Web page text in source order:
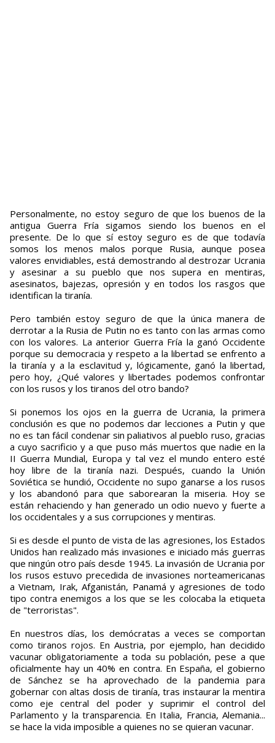
Personalmente, no estoy seguro de que los buenos de la
antigua Guerra Fría sigamos siendo los buenos en el
presente. De lo que sí estoy seguro es de que todavía
somos los menos malos porque Rusia, aunque posea
valores envidiables, está demostrando al destrozar Ucrania
y asesinar a su pueblo que nos supera en mentiras,
asesinatos, bajezas, opresión y en todos los rasgos que
identifican la tiranía.
Pero también estoy seguro de que la única manera de
derrotar a la Rusia de Putin no es tanto con las armas como
con los valores. La anterior Guerra Fría la ganó Occidente
porque su democracia y respeto a la libertad se enfrento a
la tiranía y a la esclavitud y, lógicamente, ganó la libertad,
pero hoy, ¿Qué valores y libertades podemos confrontar
con los rusos y los tiranos del otro bando?
Si ponemos los ojos en la guerra de Ucrania, la primera
conclusión es que no podemos dar lecciones a Putin y que
no es tan fácil condenar sin paliativos al pueblo ruso, gracias
a cuyo sacrificio y a que puso más muertos que nadie en la
II Guerra Mundial, Europa y tal vez el mundo entero esté
hoy libre de la tiranía nazi. Después, cuando la Unión
Soviética se hundió, Occidente no supo ganarse a los rusos
y los abandonó para que saborearan la miseria. Hoy se
están rehaciendo y han generado un odio nuevo y fuerte a
los occidentales y a sus corrupciones y mentiras.
Si es desde el punto de vista de las agresiones, los Estados
Unidos han realizado más invasiones e iniciado más guerras
que ningún otro país desde 1945. La invasión de Ucrania por
los rusos estuvo precedida de invasiones norteamericanas
a Vietnam, Irak, Afganistán, Panamá y agresiones de todo
tipo contra enemigos a los que se les colocaba la etiqueta
de "terroristas".
En nuestros días, los demócratas a veces se comportan
como tiranos rojos. En Austria, por ejemplo, han decidido
vacunar obligatoriamente a toda su población, pese a que
oficialmente hay un 40% en contra. En España, el gobierno
de Sánchez se ha aprovechado de la pandemia para
gobernar con altas dosis de tiranía, tras instaurar la mentira
como eje central del poder y suprimir el control del
Parlamento y la transparencia. En Italia, Francia, Alemania...
se hace la vida imposible a quienes no se quieran vacunar.